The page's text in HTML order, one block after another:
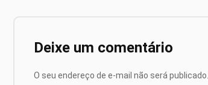
Deixe um comentário
O seu endereço de e-mail não será publicado.